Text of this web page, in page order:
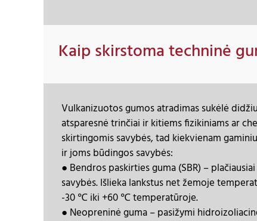
Kaip skirstoma techninė
Vulkanizuotos gumos atradimas sukėlė
atsparesnė trinčiai ir kitiems fizikiniams ar
skirtingomis savybės, tad kiekvienam
ir joms būdingos savybės:
● Bendros paskirties guma (SBR) –
savybės. Išlieka lankstus net žemoje
-30 ℃ iki +60 ℃ temperatūroje.
● Neopreninė guma – pasižymi